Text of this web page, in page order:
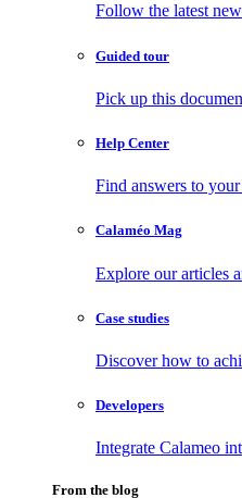
Follow the latest
Guided tour
Pick up this
Help Center
Find answers to
Calaméo Mag
Explore our articles
Case studies
Discover how to
Developers
Integrate Calameo
From the blog